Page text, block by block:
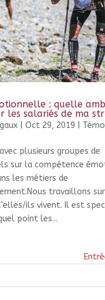
: quelle
les salariés de ma
| Oct 29, 2019
plusieurs groupes de
sur la compétence
les métiers de
travaillons
ils vivent. Il est
point les...